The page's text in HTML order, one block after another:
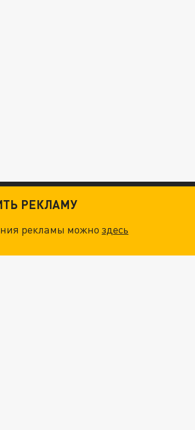
РЕКЛАМУ
рекламы можноздесь